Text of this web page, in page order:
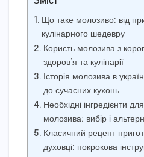
Що таке молозиво: від
кулінарного шедевру
Користь молозива з
здоров’я та кулінарії
Історія молозива в
до сучасних кухонь
Необхідні інгредієнти
молозива: вибір і
Класичний рецепт
духовці: покрокова